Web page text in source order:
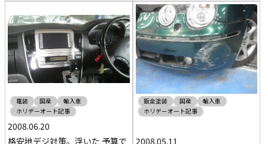
電装 国産
輸入車
ホリデーオート記事
2008.06.20
格安地デジ対策。浮いた 予算で
鈑金塗装 国産
輸入車
ホリデーオート記事
2008.05.11